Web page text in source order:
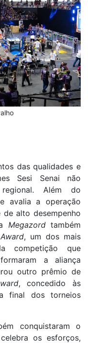
das qualidades e
Sesi Senai não
Além do
avalia a operação
alto desempenho
Megazordtambém
, um dos mais
competição que
a aliança
outro prêmio de
, concedido às
final dos torneios
conquistaram o
os esforços,